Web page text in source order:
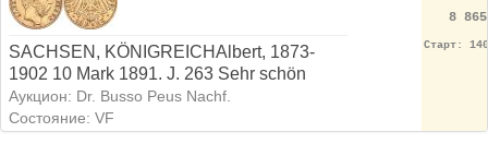
SACHSEN, KÖNIGREICHAlbert, 1873-
1902 10 Mark 1891. J. 263 Sehr schön
Аукцион: Dr. Busso Peus Nachf.
Состояние: VF
8
Старт: